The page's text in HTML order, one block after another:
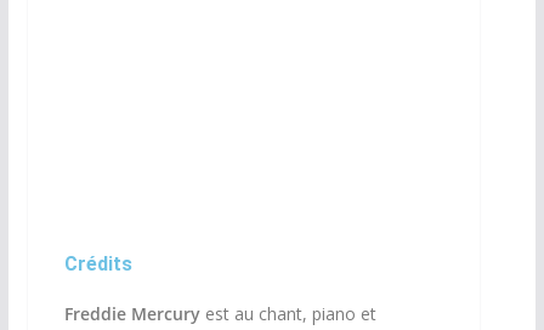
Crédits
Freddie Mercuryest au chant, piano et